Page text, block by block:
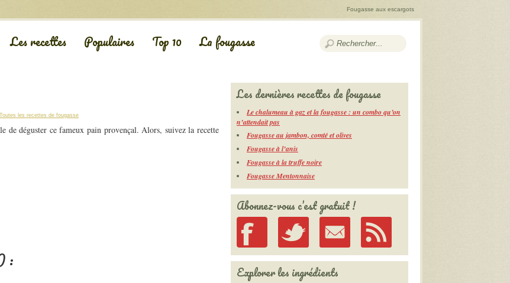
Fougasse aux escargots
Les recettes Populaires Top 10 La fougasse
Toutes les recettes de fougasse
de déguster ce fameux pain provençal. Alors, suivez la recette
:
Les dernières recettes de fougasse
Le chalumeau à gaz et la fougasse : un combo qu’on
n’attendait pas
Fougasse au jambon, comté et olives
Fougasse à l’anis
Fougasse à la truffe noire
Fougasse Mentonnaise
Abonnez-vous c’est gratuit !
Explorer les ingrédients